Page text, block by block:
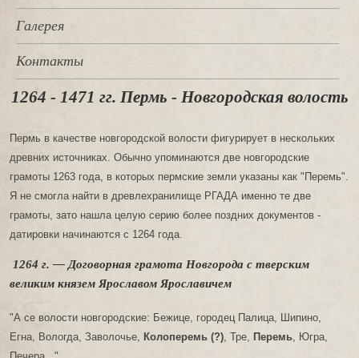
Галерея
Контакты
1264 - 1471 гг. Пермь - Новгородская волость
Пермь в качестве новгородской волости фигурирует в нескольких
древних источниках. Обычно упоминаются две новгородские
грамоты 1263 года, в которых пермские земли указаны как "Перемь".
Я не смогла найти в древлехранилище РГАДА именно те две
грамоты, зато нашла целую серию более поздних документов -
датировки начинаются с 1264 года.
1264 г. — Договорная грамота Новгорода с тверским
великим князем Ярославом Ярославичем
"А се волости новгородские: Бежице, городец Палица, Шипино,
Егна, Вологда, Заволочье, Колоперемь (?), Тре, Перемь, Югра,